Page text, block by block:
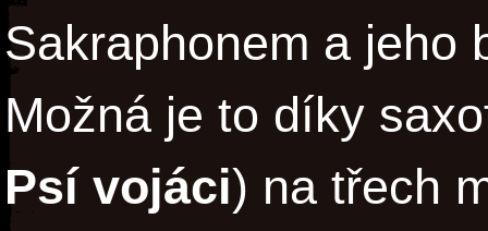
Sakraphonem a jeho
Možná je to díky
Psí vojáci) na třech